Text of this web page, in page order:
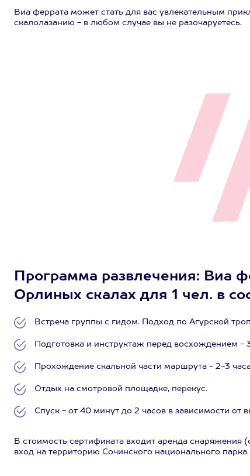
Виа феррата может стать для вас увлекательным
скалолазанию - в любом случае вы не разочаруетесь.
Программа развлечения: Виа
Орлиных скалах для 1 чел. в
Встреча группы с гидом. Подход по Агурской
Подготовка и инструктаж перед восхождением -
Прохождение скальной части маршрута - 2-3
Отдых на смотровой площадке, перекус.
Спуск - от 40 минут до 2 часов в зависимости от
В стоимость сертификата входит аренда снаряжения
вход на территорию Сочинского национального парка.